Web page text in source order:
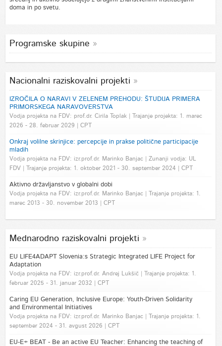
doma in po svetu.
Programske skupine
Nacionalni raziskovalni projekti
IZROČILA O NARAVI V ZELENEM PREHODU: ŠTUDIJA PRIMERA
PRIMORSKEGA NARAVOVERSTVA
Vodja projekta na FDV: prof.dr. Cirila Toplak | Trajanje projekta: 1. marec
2026 - 28. februar 2029 | CPT
Onkraj volilne skrinjice: percepcije in prakse politične participacije
mladih
Vodja projekta na FDV: izr.prof.dr. Marinko Banjac | Zunanji vodja: UL
FDV | Trajanje projekta: 1. oktober 2021 - 30. september 2024 | CPT
Aktivno državljanstvo v globalni dobi
Vodja projekta na FDV: izr.prof.dr. Marinko Banjac | Trajanje projekta: 1.
marec 2013 - 30. november 2013 | CPT
Mednarodno raziskovalni projekti
EU LIFE4ADAPT Slovenia:s Strategic Integrated LIFE Project for
Adaptation
Vodja projekta na FDV: izr.prof.dr. Andrej Lukšič | Trajanje projekta: 1.
februar 2025 - 31. januar 2032 | CPT
Caring EU Generation, Inclusive Europe: Youth-Driven Solidarity
and Environmental Initiatives
Vodja projekta na FDV: izr.prof.dr. Marinko Banjac | Trajanje projekta: 1.
september 2024 - 31. avgust 2026 | CPT
EU-E+ BEAT - Be an active EU Teacher: Enhancing the teaching of